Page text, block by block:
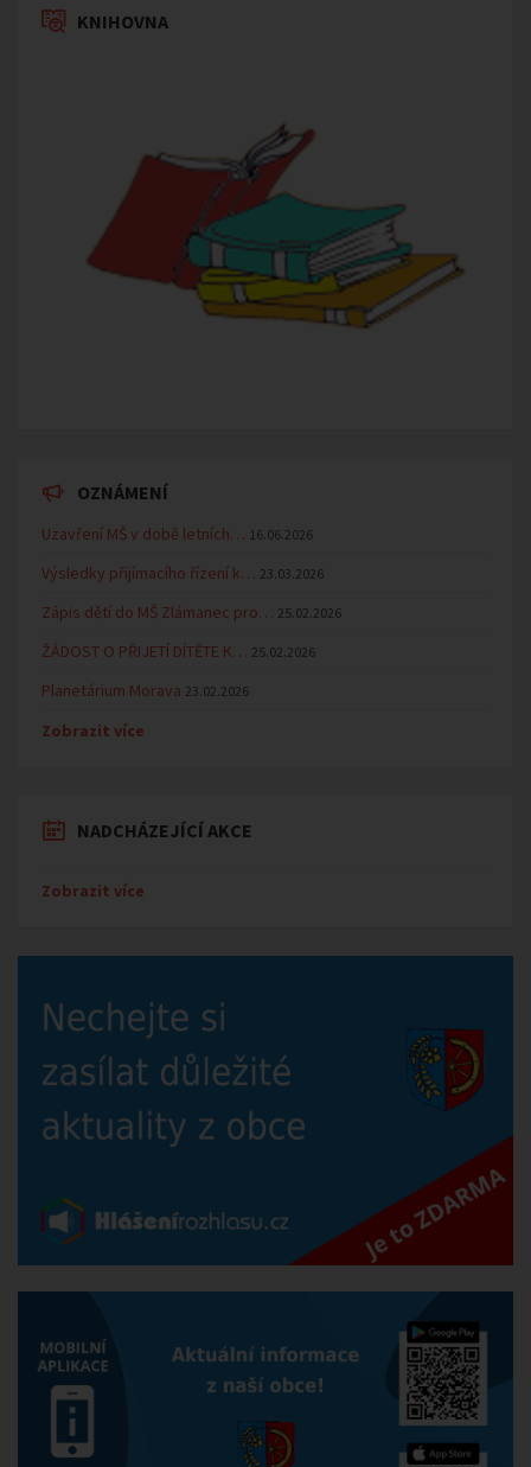
KNIHOVNA
OZNÁMENÍ
Uzavření MŠ v době letních… 16.06.2026
Výsledky přijímacího řízení k… 23.03.2026
Zápis dětí do MŠ Zlámanec pro… 25.02.2026
ŽÁDOST O PŘIJETÍ DÍTĚTE K… 25.02.2026
Planetárium Morava 23.02.2026
Zobrazit více
NADCHÁZEJÍCÍ AKCE
Zobrazit více